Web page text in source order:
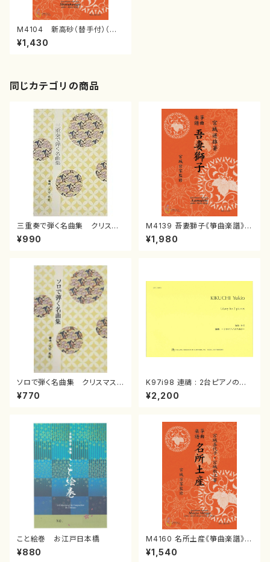
M4104 新高砂（替手付）（箏/
宮城道雄著・宮城宗家監修/箏曲
古典楽譜）
¥1,430
同じカテゴリの商品
三重奏で弾く名曲集 クリスマ
スメドレー( 箏2/大平光美 編
曲/楽譜）
¥990
M4139 吾妻獅子《箏曲楽譜》
（箏/宮城道雄著・宮城宗家監修/
箏曲古典楽譜）
¥1,980
ソロで弾く名曲集 クリスマス・
イブ／恋人がサンタクロース(
箏独奏 /大平光美 編曲/楽
¥770
K97i98 連禱 : 2台ピアノのた
めの（2 Pianos / 菊池 幸夫 /
楽譜）
¥2,200
こと絵巻 お江戸日本橋
¥880
M4160 名所土産《箏曲楽譜》
（箏/宮城喜代子・宮城数江著・
宮城宗家監修/箏曲古典楽譜）
¥1,540